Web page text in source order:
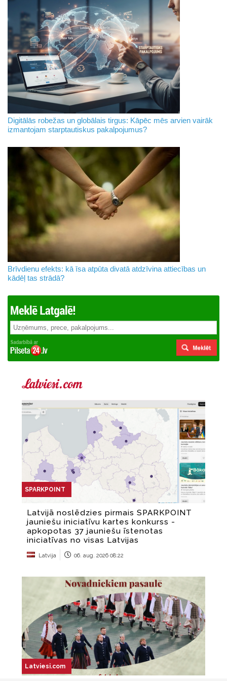
Digitālās robežas un globālais tirgus: Kāpēc mēs arvien vairāk
izmantojam starptautiskus pakalpojumus?
Brīvdienu efekts: kā īsa atpūta divatā atdzīvina attiecības un
kādēļ tas strādā?